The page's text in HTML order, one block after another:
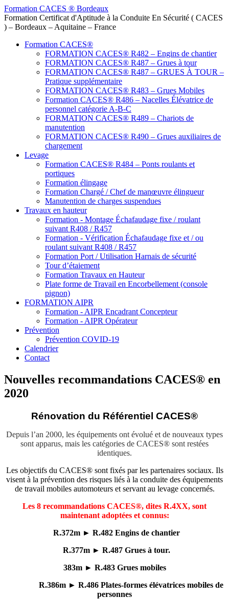
Formation CACES ® Bordeaux
Formation Certificat d'Aptitude à la Conduite En Sécurité ( CACES
) – Bordeaux – Aquitaine – France
Formation CACES®
FORMATION CACES® R482 – Engins de chantier
FORMATION CACES® R487 – Grues à tour
FORMATION CACES® R487 – GRUES À TOUR –
Pratique supplémentaire
FORMATION CACES® R483 – Grues Mobiles
Formation CACES® R486 – Nacelles Élévatrice de
personnel catégorie A-B-C
FORMATION CACES® R489 – Chariots de
manutention
FORMATION CACES® R490 – Grues auxiliaires de
chargement
Levage
Formation CACES® R484 – Ponts roulants et
portiques
Formation élingage
Formation Chargé / Chef de manœuvre élingueur
Manutention de charges suspendues
Travaux en hauteur
Formation - Montage Échafaudage fixe / roulant
suivant R408 / R457
Formation - Vérification Échafaudage fixe et / ou
roulant suivant R408 / R457
Formation Port / Utilisation Harnais de sécurité
Tour d’étaiement
Formation Travaux en Hauteur
Plate forme de Travail en Encorbellement (console
pignon)
FORMATION AIPR
Formation - AIPR Encadrant Concepteur
Formation - AIPR Opérateur
Prévention
Prévention COVID-19
Calendrier
Contact
Nouvelles recommandations CACES® en
2020
Rénovation du Référentiel CACES®
Depuis l’an 2000, les équipements ont évolué et de nouveaux types
sont apparus, mais les catégories de CACES® sont restées
identiques.
Les objectifs du CACES® sont fixés par les partenaires sociaux. Ils
visent à la prévention des risques liés à la conduite des équipements
de travail mobiles automoteurs et servant au levage concernés.
Les 8 recommandations CACES®, dites R.4XX, sont
maintenant adoptées et connus:
R.372m ► R.482 Engins de chantier
R.377m ► R.487 Grues à tour.
383m ► R.483 Grues mobiles
R.386m ► R.486 Plates-formes élévatrices mobiles de
personnes